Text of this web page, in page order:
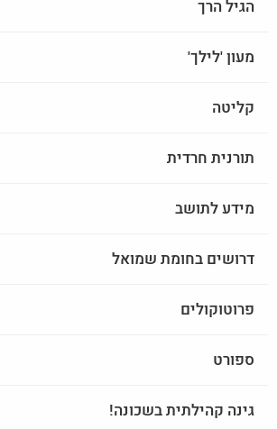
הגיל הרך
מעון 'לילך'
קליטה
תורנית חרדית
מידע לתושב
דרושים בחומת שמואל
פרוטוקולים
ספורט
גינה קהילתית בשכונה!